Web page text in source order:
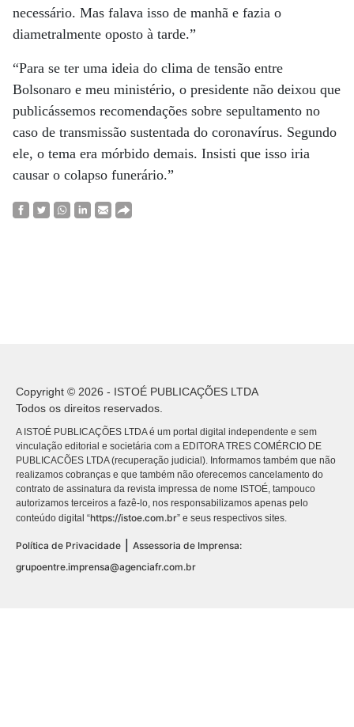
necessário. Mas falava isso de manhã e fazia o
diametralmente oposto à tarde.”
“Para se ter uma ideia do clima de tensão entre
Bolsonaro e meu ministério, o presidente não deixou que
publicássemos recomendações sobre sepultamento no
caso de transmissão sustentada do coronavírus. Segundo
ele, o tema era mórbido demais. Insisti que isso iria
causar o colapso funerário.”
Copyright © 2026 - ISTOÉ PUBLICAÇÕES LTDA
Todos os direitos reservados.
A ISTOÉ PUBLICAÇÕES LTDA é um portal digital independente e sem
vinculação editorial e societária com a EDITORA TRES COMÉRCIO DE
PUBLICACÕES LTDA (recuperação judicial). Informamos também que não
realizamos cobranças e que também não oferecemos cancelamento do
contrato de assinatura da revista impressa de nome ISTOÉ, tampouco
autorizamos terceiros a fazê-lo, nos responsabilizamos apenas pelo
conteúdo digital “https://istoe.com.br” e seus respectivos sites.
Política de Privacidade
Assessoria de Imprensa:
grupoentre.imprensa@agenciafr.com.br